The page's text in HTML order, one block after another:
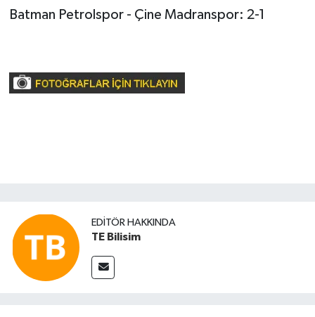
Batman Petrolspor - Çine Madranspor: 2-1
EDITÖR HAKKINDA
TE Bilisim